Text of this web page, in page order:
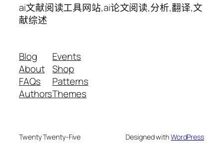
ai文献阅读工具网站,ai论文阅读,分析,翻译,文
献综述
Blog
About
FAQs
Authors
Events
Shop
Patterns
Themes
Twenty Twenty-Five Designed withWordPress